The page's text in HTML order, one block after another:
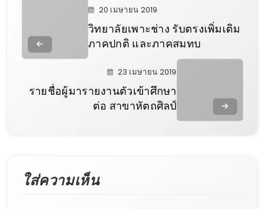
20 เมษายน 2019
วิทยาลัยเพาะช่าง รับตรงเพิ่มเติม
ภาคปกติ และภาคสมทบ
23 เมษายน 2019
รายชื่อผู้มารายงานตัวเข้าศึกษา
ต่อ สาขาหัตถศิลป์
ใส่ความเห็น